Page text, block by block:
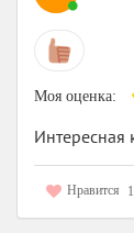
Моя оценка:
Интересная
Нравится 1